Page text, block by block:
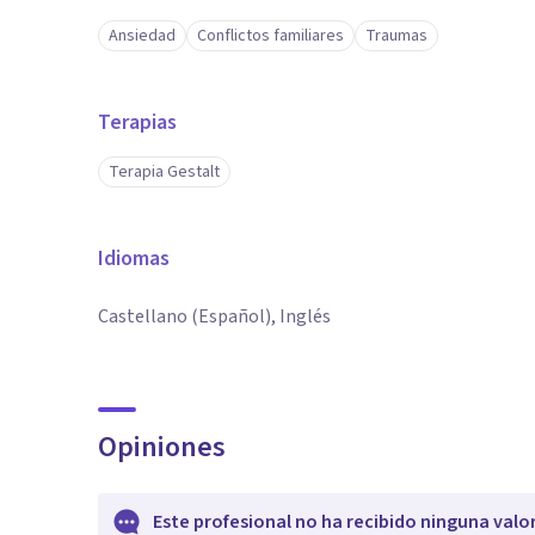
Ansiedad Conflictos familiares Traumas
Terapias
Terapia Gestalt
Idiomas
Castellano (Español), Inglés
Opiniones
Este profesional no ha recibido ninguna